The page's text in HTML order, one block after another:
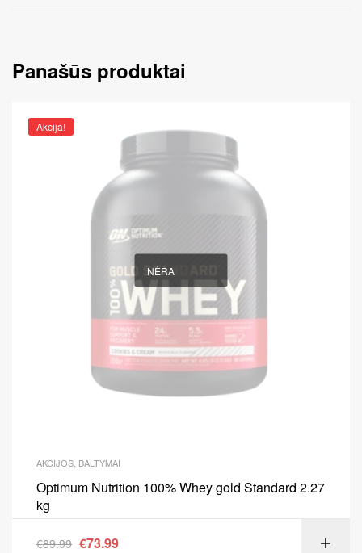
Panašūs produktai
Akcija!
NĖRA
AKCIJOS BALTYMAI
Optimum Nutrition 100% Whey gold Standard 2.27
kg
€89.99 €73.99